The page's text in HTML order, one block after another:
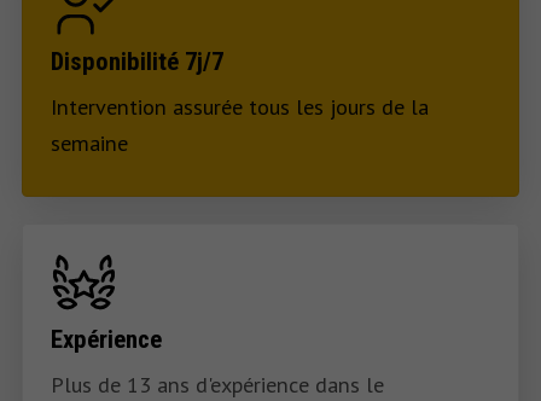
Disponibilité 7j/7
Intervention assurée tous les jours de la
semaine
Expérience
Plus de 13 ans d'expérience dans le